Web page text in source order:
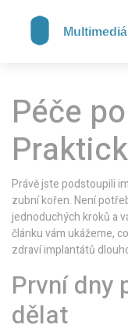
Péče
Právě jste podstoupili
zubní kořen. Není
jednoduchých kroků a
článku vám ukážeme,
zdraví implantátů
První dny
dělat